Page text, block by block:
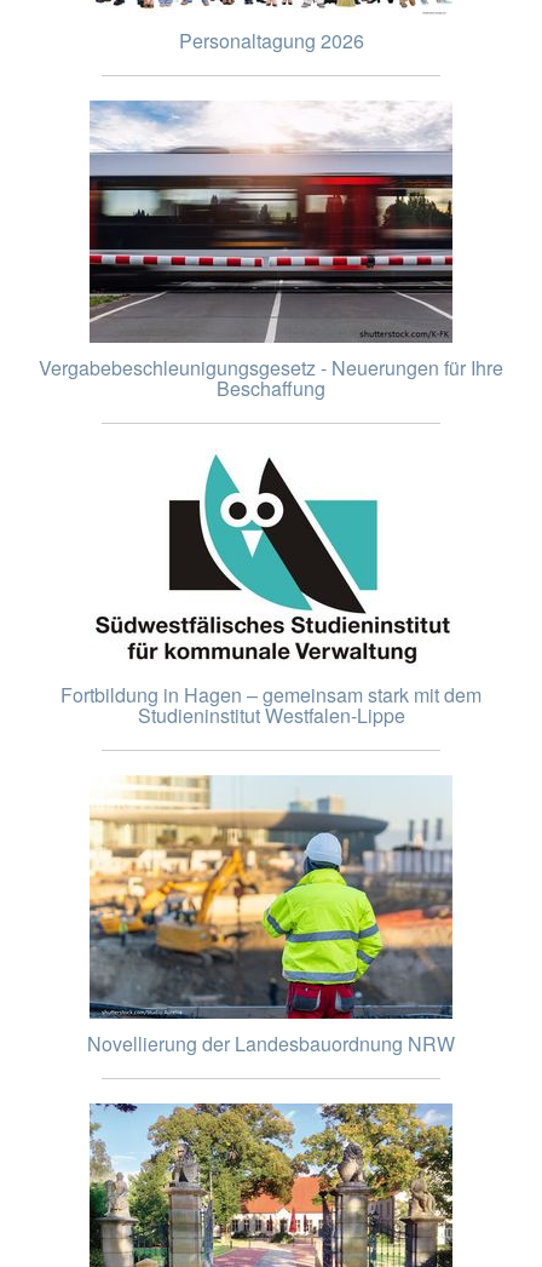
Personaltagung 2026
Vergabebeschleunigungsgesetz - Neuerungen für Ihre
Beschaffung
Fortbildung in Hagen – gemeinsam stark mit dem
Studieninstitut Westfalen-Lippe
Novellierung der Landesbauordnung NRW